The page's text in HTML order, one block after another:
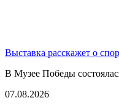
Выставка расскажет о
В Музее Победы
07.08.2026